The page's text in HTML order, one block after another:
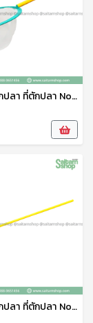
กระชอนตักลูกปลา ที่ตักปลา No.9 111
กระชอนตักลูกปลา ที่ตักปลา No.6 111